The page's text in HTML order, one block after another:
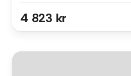
4 823 kr